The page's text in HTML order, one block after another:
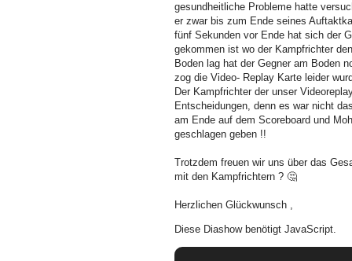
gesundheitliche Probleme hatte
er zwar bis zum Ende seines
fünf Sekunden vor Ende hat sich der
gekommen ist wo der Kampfrichter
Boden lag hat der Gegner am Boden
zog die Video- Replay Karte leider
Der Kampfrichter der unser
Entscheidungen, denn es war nicht
am Ende auf dem Scoreboard und
geschlagen geben !!
Trotzdem freuen wir uns über das
mit den Kampfrichtern ? 🤔
Herzlichen Glückwunsch ,
Diese Diashow benötigt JavaScript.